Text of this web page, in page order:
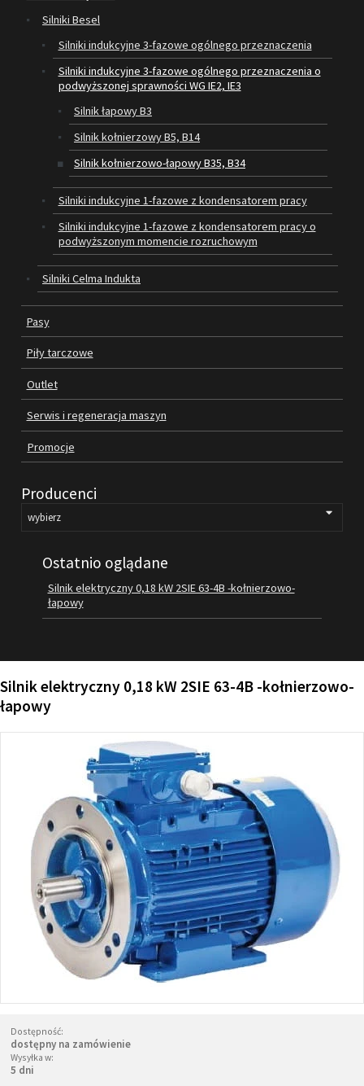
PIŁY TARCZOWE
SERWIS I REGENERACJA MASZYN
PROMOCJE
REGULAMIN
KATALOGI
OBRABIARKI DO DREWNA
SILNIKI ELEKTRYCZNE
PASY KLINOWE
FILMY
KONTAKT
Silniki Besel
Silniki indukcyjne 3-fazowe ogólnego przeznaczenia
Silniki indukcyjne 3-fazowe ogólnego przeznaczenia o
podwyższonej sprawności WG IE2, IE3
Silnik łapowy B3
Silnik kołnierzowy B5, B14
Silnik kołnierzowo-łapowy B35, B34
Silniki indukcyjne 1-fazowe z kondensatorem pracy
Silniki indukcyjne 1-fazowe z kondensatorem pracy o
podwyższonym momencie rozruchowym
Silniki Celma Indukta
Pasy
Piły tarczowe
Outlet
Serwis i regeneracja maszyn
Promocje
Producenci
Ostatnio oglądane
Silnik elektryczny 0,18 kW 2SIE 63-4B -kołnierzowo-
łapowy
Silnik elektryczny 0,18 kW 2SIE 63-4B -kołnierzowo-
łapowy
Dostępność:
dostępny na zamówienie
Wysyłka w:
5 dni